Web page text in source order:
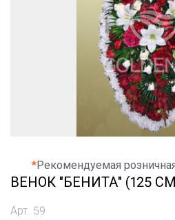
*Рекомендуемая
ВЕНОК "БЕНИТА" (125
Арт. 59